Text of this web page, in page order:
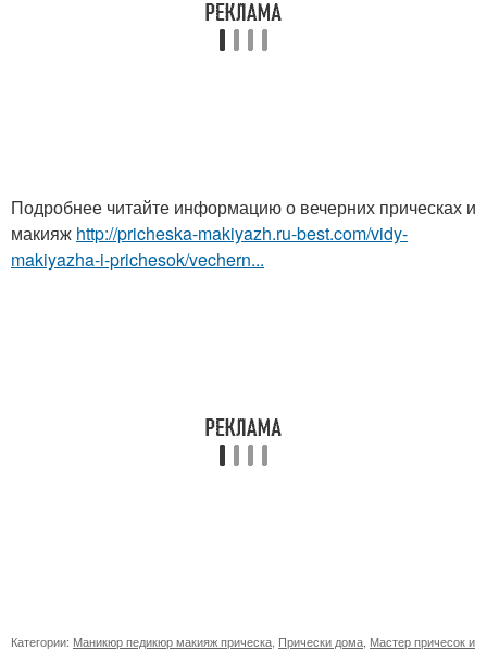
Подробнее читайте информацию о вечерних прическах и
макияж http://pricheska-makiyazh.ru-best.com/vidy-
makiyazha-i-prichesok/vechern...
Категории: Маникюр педикюр макияж прическа Прически дома Мастер причесок и